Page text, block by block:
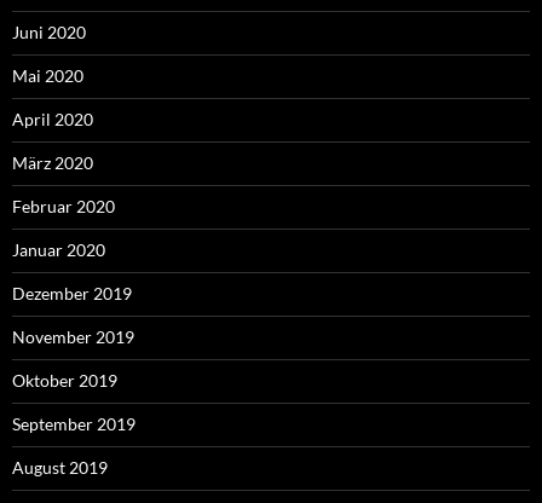
Juni 2020
Mai 2020
April 2020
März 2020
Februar 2020
Januar 2020
Dezember 2019
November 2019
Oktober 2019
September 2019
August 2019